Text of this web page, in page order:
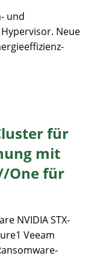
und
Neue
für
mit
One für
NVIDIA STX-
Veeam